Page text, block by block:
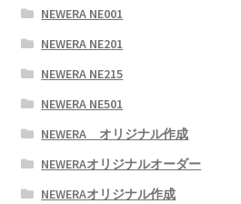
NEWERA NE001
NEWERA NE201
NEWERA NE215
NEWERA NE501
NEWERA オリジナル作成
NEWERAオリジナルオーダー
NEWERAオリジナル作成